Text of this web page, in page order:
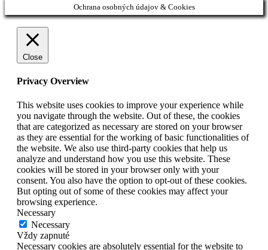
Ochrana osobných údajov & Cookies
Close
Privacy Overview
This website uses cookies to improve your experience while
you navigate through the website. Out of these, the cookies
that are categorized as necessary are stored on your browser
as they are essential for the working of basic functionalities of
the website. We also use third-party cookies that help us
analyze and understand how you use this website. These
cookies will be stored in your browser only with your
consent. You also have the option to opt-out of these cookies.
But opting out of some of these cookies may affect your
browsing experience.
Necessary
Necessary
Vždy zapnuté
Necessary cookies are absolutely essential for the website to